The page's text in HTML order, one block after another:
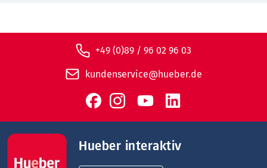
+49 (0)89 / 96 02 96 03
kundenservice@hueber.de
Hueber interaktiv